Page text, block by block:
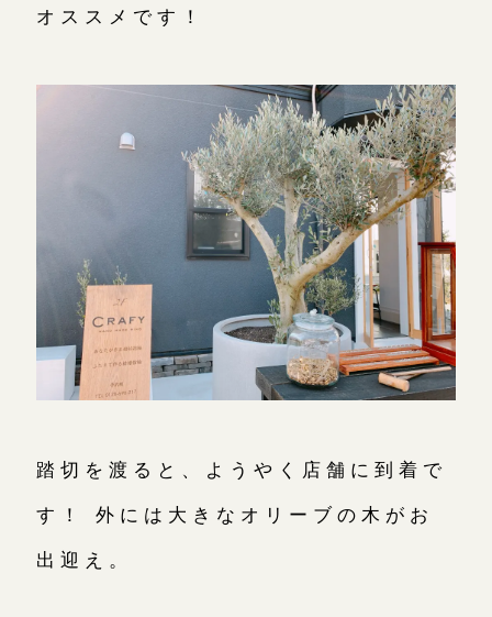
オススメです！
踏切を渡ると、ようやく店舗に到着で
す！ 外には大きなオリーブの木がお
出迎え。